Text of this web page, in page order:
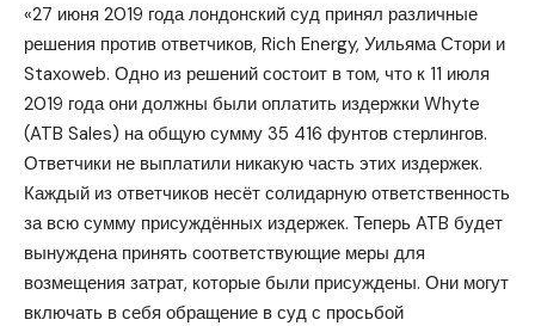
«27 июня 2019 года лондонский суд принял различные
решения против ответчиков, Rich Energy, Уильяма Стори и
Staxoweb. Одно из решений состоит в том, что к 11 июля
2019 года они должны были оплатить издержки Whyte
(ATB Sales) на общую сумму 35 416 фунтов стерлингов.
Ответчики не выплатили никакую часть этих издержек.
Каждый из ответчиков несёт солидарную ответственность
за всю сумму присуждённых издержек. Теперь ATB будет
вынуждена принять соответствующие меры для
возмещения затрат, которые были присуждены. Они могут
включать в себя обращение в суд с просьбой